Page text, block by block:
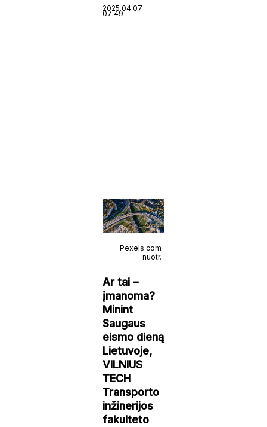
2025.04.07
07:49
Pexels.com
nuotr.
Ar tai –
įmanoma?
Minint
Saugaus
eismo dieną
Lietuvoje,
VILNIUS
TECH
Transporto
inžinerijos
fakulteto